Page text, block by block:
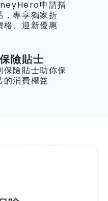
申請指
，專享獨家折
格、迎新優惠
險貼士
保險貼士助你保
的消費權益